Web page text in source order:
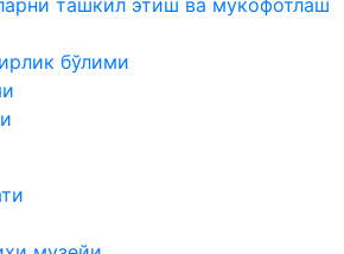
ташкил этиш ва мукофотлаш
бўлими